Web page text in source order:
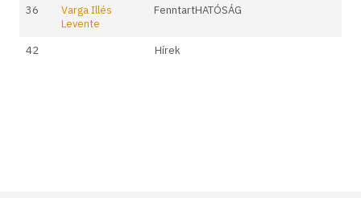
36
Varga Illés
Levente
FenntartHATÓSÁG
42 Hírek